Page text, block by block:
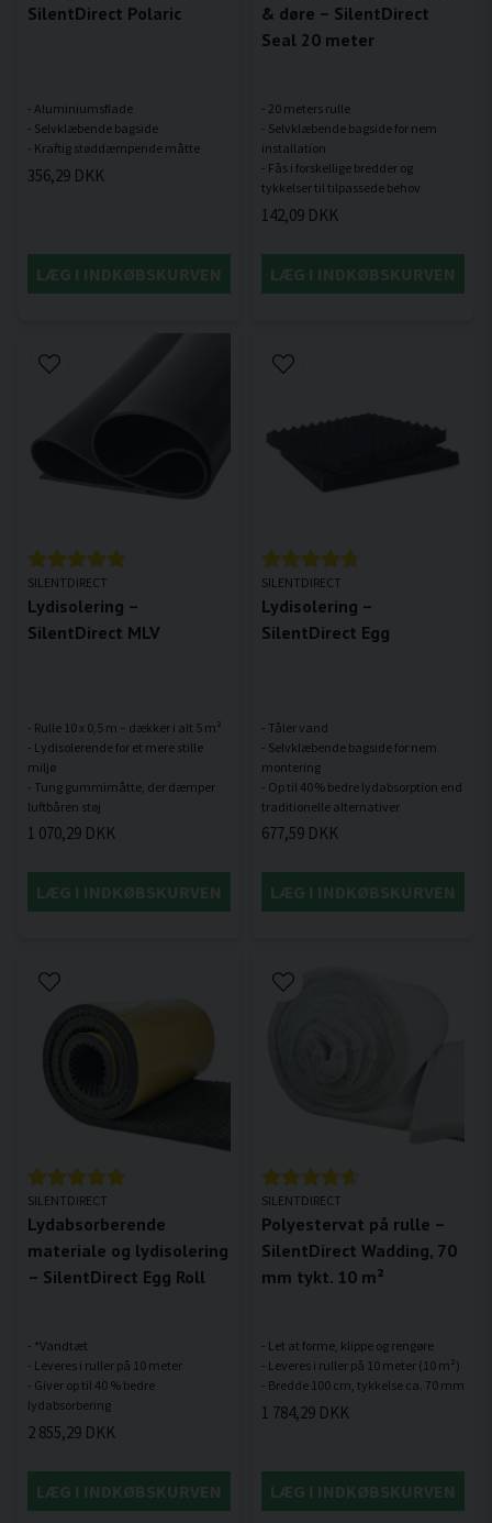
SilentDirect Polaric
- Aluminiumsflade
- Selvklæbende bagside
356,29 DKK
LÆG I INDKØBSKURVEN
& døre – SilentDirect
Seal 20 meter
- 20 meters rulle
- Selvklæbende bagside for nem
installation
- Fås i forskellige bredder og
142,09 DKK
LÆG I INDKØBSKURVEN
SILENTDIRECT
Lydisolering –
SilentDirect MLV
- Rulle 10 x 0,5 m – dækker i alt 5 m²
- Lydisolerende for et mere stille
miljø
- Tung gummimåtte, der dæmper
1 070,29 DKK
LÆG I INDKØBSKURVEN
SILENTDIRECT
Lydisolering –
SilentDirect Egg
- Tåler vand
- Selvklæbende bagside for nem
montering
- Op til 40 % bedre lydabsorption end
677,59 DKK
LÆG I INDKØBSKURVEN
SILENTDIRECT
Lydabsorberende
materiale og lydisolering
– SilentDirect Egg Roll
- *Vandtæt
- Leveres i ruller på 10 meter
- Giver op til 40 % bedre
2 855,29 DKK
LÆG I INDKØBSKURVEN
SILENTDIRECT
Polyestervat på rulle –
SilentDirect Wadding, 70
mm tykt. 10 m²
- Let at forme, klippe og rengøre
- Leveres i ruller på 10 meter (10 m²)
1 784,29 DKK
LÆG I INDKØBSKURVEN